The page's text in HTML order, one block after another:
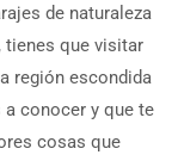
de naturaleza
tienes que visitar
región escondida
a conocer y que te
cosas que